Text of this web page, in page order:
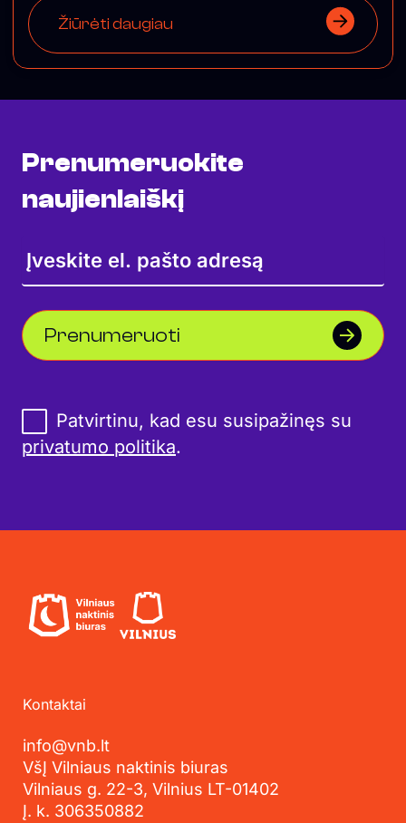
Žiūrėti daugiau
Prenumeruokite
naujienlaiškį
Prenumeruoti
Patvirtinu, kad esu susipažinęs su
privatumo politika.
Kontaktai
info@vnb.lt
VšĮ Vilniaus naktinis biuras
Vilniaus g. 22-3, Vilnius LT-01402
Į. k. 306350882